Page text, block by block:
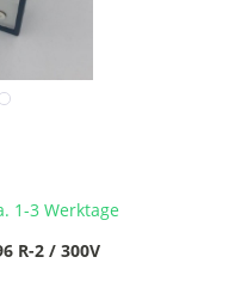
1-3 Werktage
R-2 / 300V